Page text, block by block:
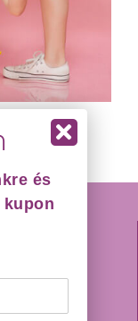
és
kupon